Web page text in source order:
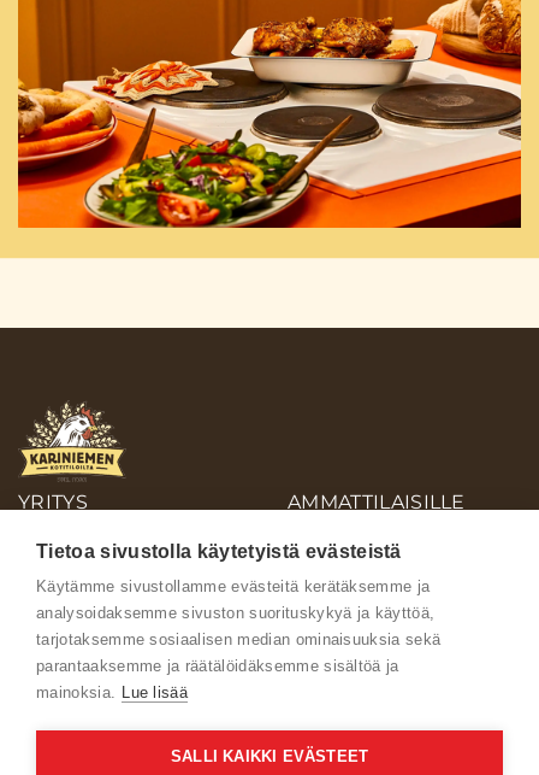
YRITYS
AMMATTILAISILLE
AINEISTOPANKKI
Ota yhteyttä
Tietoa sivustolla käytetyistä evästeistä
Käytämme sivustollamme evästeitä kerätäksemme ja
analysoidaksemme sivuston suorituskykyä ja käyttöä,
tarjotaksemme sosiaalisen median ominaisuuksia sekä
parantaaksemme ja räätälöidäksemme sisältöä ja
mainoksia. Lue lisää
SALLI KAIKKI EVÄSTEET